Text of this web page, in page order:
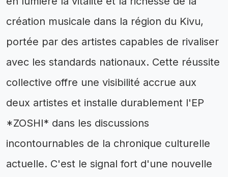
création musicale dans la région du Kivu,
portée par des artistes capables de rivaliser
avec les standards nationaux. Cette réussite
collective offre une visibilité accrue aux
deux artistes et installe durablement l'EP
*ZOSHI* dans les discussions
incontournables de la chronique culturelle
actuelle. C'est le signal fort d'une nouvelle